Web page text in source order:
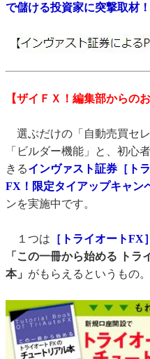
で儲ける投資家に突撃取材！
【ザイＦＸ！編集部からの
選ぶだけの「自動売買セ
「ビルダー機能」と、初心
きるインヴァスト証券［ト
FX！限定タイアップキャン
ンを実施中です。
１つは ［トライオートFX］
「この一冊から始める ト
本」 がもらえるというもの。